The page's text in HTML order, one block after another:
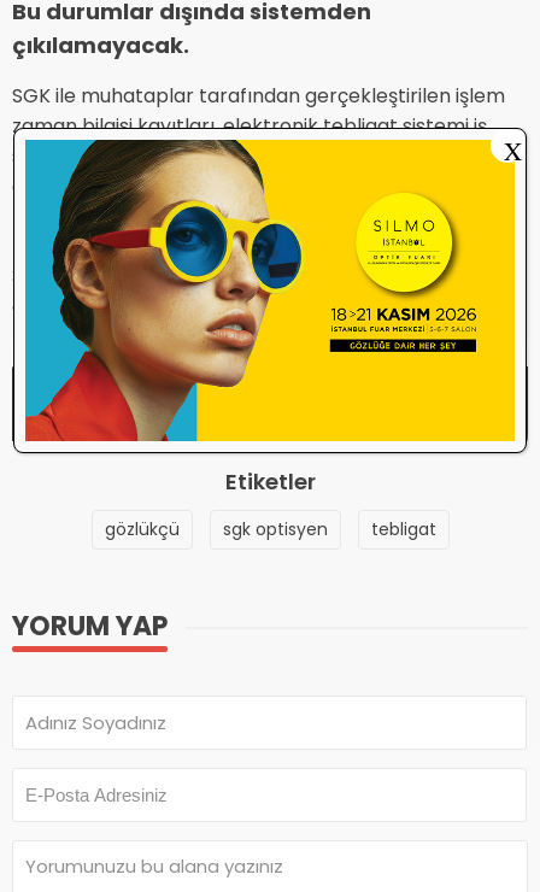
Bu durumlar dışında sistemden
çıkılamayacak.
SGK ile muhataplar tarafından gerçekleştirilen işlem
zaman bilgisi kayıtları, elektronik tebligat sistemi iş
süreçlerinin sürekliliğini veya bilgi güvenliğini tehdit
eden ya da öngörülemeyen durumlara ait işlem
zaman bilgisi kayıtları ile muhatabın elektronik
tebligat sistemine erişim kayıtları 10 yıl, olay kayıtları
30 yıl Kurum tarafından erişilebilir şekilde güvenliği,
gizliliği ve bütünlüğü sağlanarak muhafaza edilecek.
Etiketler
gözlükçü sgk optisyen tebligat
YORUM YAP
X